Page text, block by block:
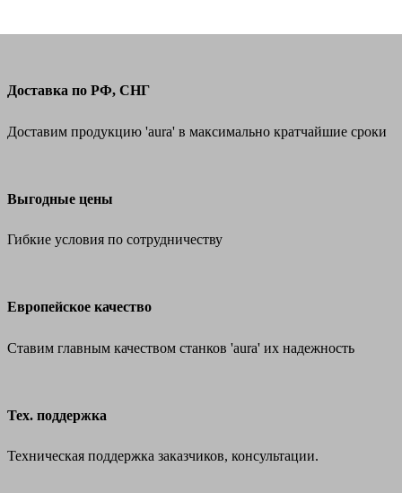
Доставка по РФ, СНГ
Доставим продукцию 'aura' в максимально кратчайшие сроки
Выгодные цены
Гибкие условия по сотрудничеству
Европейское качество
Ставим главным качеством станков 'aura' их надежность
Тех. поддержка
Техническая поддержка заказчиков, консультации.